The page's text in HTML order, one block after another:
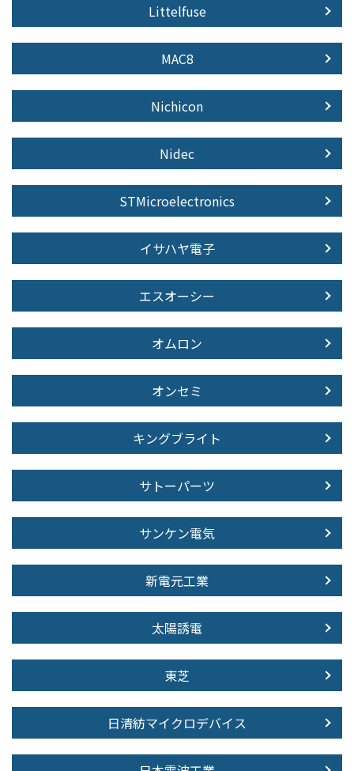
Littelfuse
MAC8
Nichicon
Nidec
STMicroelectronics
イサハヤ電子
エスオーシー
オムロン
オンセミ
キングブライト
サトーパーツ
サンケン電気
新電元工業
太陽誘電
東芝
日清紡マイクロデバイス